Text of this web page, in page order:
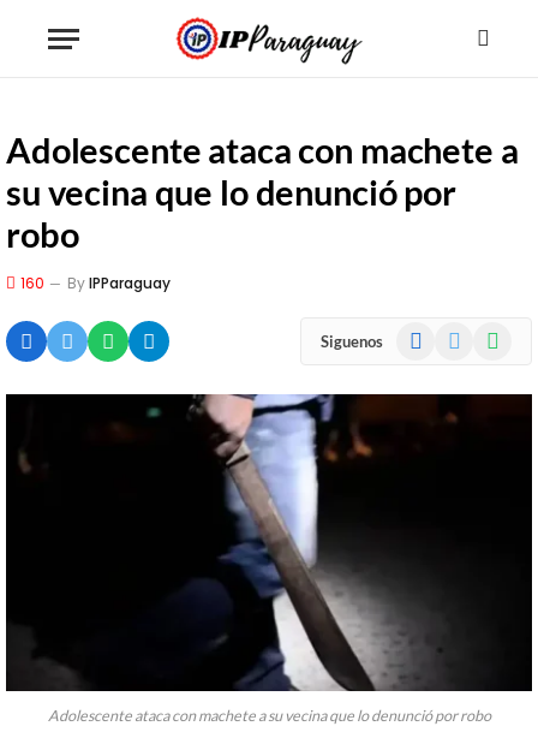
Adolescente ataca con machete a
su vecina que lo denunció por
robo
160 ByIPParaguay
Siguenos Facebook
Adolescente ataca con machete a su vecina que lo denunció por robo